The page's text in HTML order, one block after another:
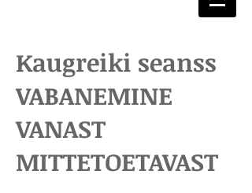
Kaugreiki seanss
VABANEMINE
VANAST
MITTETOETAVAST